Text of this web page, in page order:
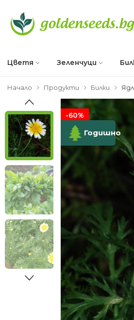
Цветя Зеленчуци
Начало Продукти Билки
Годишно
-60%